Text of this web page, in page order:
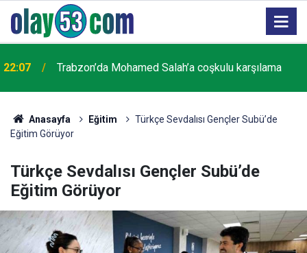
21:07 Trabzon'da trafik kazası: 1 ölü
Anasayfa Eğitim
Türkçe Sevdalısı Gençler Subü’de
Eğitim Görüyor
Türkçe Sevdalısı Gençler Subü’de
Eğitim Görüyor